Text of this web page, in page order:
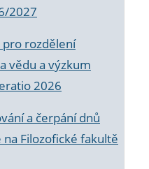
2027
pro rozdělení
vědu a výzkum
2026
a čerpání dnů
Filozofické fakultě